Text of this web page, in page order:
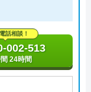
話相談！
002-513
24時間